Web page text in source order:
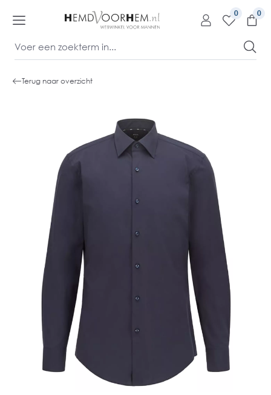
0
Terug naar overzicht